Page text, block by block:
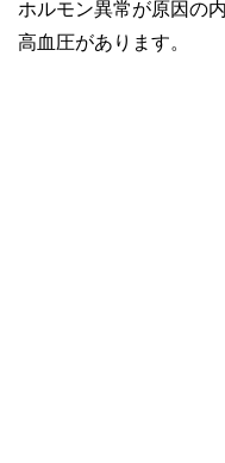
ホルモン異常が原因の
高血圧があります。